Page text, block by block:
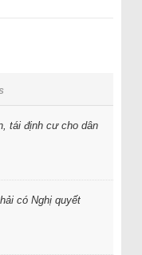
tái định cư cho dân
có Nghị quyết